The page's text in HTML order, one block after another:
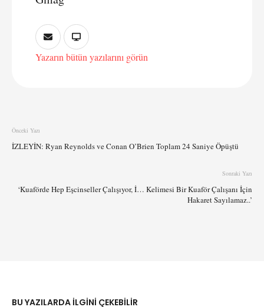
Yazarın bütün yazılarını görün
Önceki Yazı
İZLEYİN: Ryan Reynolds ve Conan O’Brien Toplam 24 Saniye Öpüştü
Sonraki Yazı
‘Kuaförde Hep Eşcinseller Çalışıyor, İ… Kelimesi Bir Kuaför Çalışanı İçin
Hakaret Sayılamaz..’
BU YAZILARDA ILGINI ÇEKEBILIR